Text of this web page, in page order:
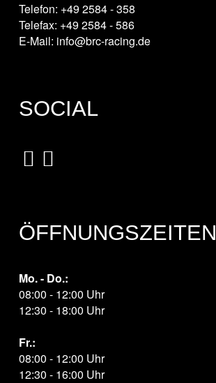
Telefon: +49 2584 - 358
Telefax: +49 2584 - 586
E-Mail: info@brc-racing.de
SOCIAL
ÖFFNUNGSZEITEN
Mo. - Do.:
08:00 - 12:00 Uhr
12:30 - 18:00 Uhr
Fr.:
08:00 - 12:00 Uhr
12:30 - 16:00 Uhr